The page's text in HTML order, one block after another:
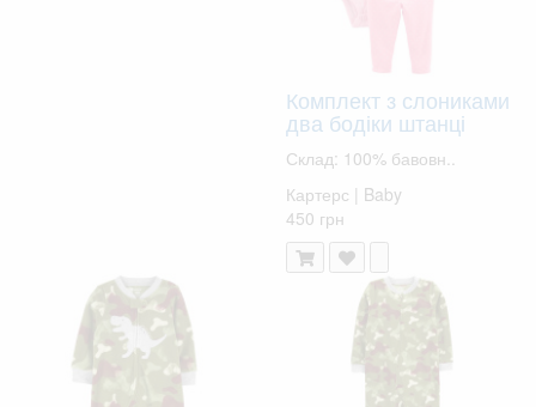
Комплект з слониками
два бодіки штанці
Склад: 100% бавовн..
Картерс | Baby
450 грн